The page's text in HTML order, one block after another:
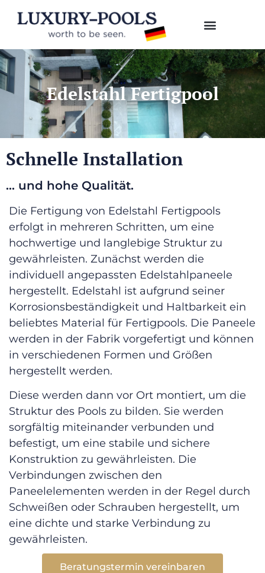
Edelstahl Fertigpool
Schnelle Installation
... und hohe Qualität.
Die Fertigung von Edelstahl Fertigpools
erfolgt in mehreren Schritten, um eine
hochwertige und langlebige Struktur zu
gewährleisten. Zunächst werden die
individuell angepassten Edelstahlpaneele
hergestellt. Edelstahl ist aufgrund seiner
Korrosionsbeständigkeit und Haltbarkeit ein
beliebtes Material für Fertigpools. Die Paneele
werden in der Fabrik vorgefertigt und können
in verschiedenen Formen und Größen
hergestellt werden.
Diese werden dann vor Ort montiert, um die
Struktur des Pools zu bilden. Sie werden
sorgfältig miteinander verbunden und
befestigt, um eine stabile und sichere
Konstruktion zu gewährleisten. Die
Verbindungen zwischen den
Paneelelementen werden in der Regel durch
Schweißen oder Schrauben hergestellt, um
eine dichte und starke Verbindung zu
gewährleisten.
Beratungstermin vereinbaren